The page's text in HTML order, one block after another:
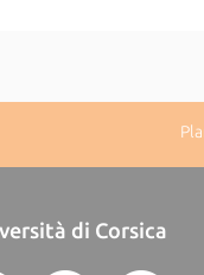
di Corsica